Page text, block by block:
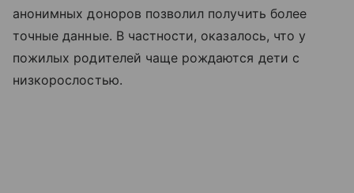
анонимных доноров позволил получить более
точные данные. В частности, оказалось, что у
пожилых родителей чаще рождаются дети с
низкорослостью.